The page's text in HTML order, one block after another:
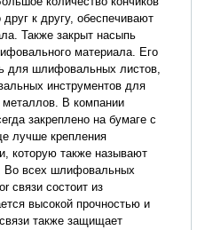
к другу, обеспечивают
Также закрыт насыпь
материала. Его
для шлифовальных листов,
инструментов для
металлов. В компании
закреплено на бумаге с
лучше крепления
которую также называют
Во всех шлифовальных
связи состоит из
высокой прочностью и
также защищает